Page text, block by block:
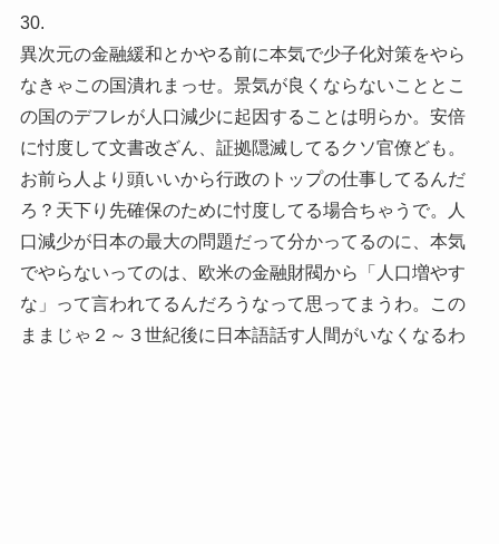
30.
異次元の金融緩和とかやる前に本気で少子化対策をやら
なきゃこの国潰れまっせ。景気が良くならないこととこ
の国のデフレが人口減少に起因することは明らか。安倍
に忖度して文書改ざん、証拠隠滅してるクソ官僚ども。
お前ら人より頭いいから行政のトップの仕事してるんだ
ろ？天下り先確保のために忖度してる場合ちゃうで。人
口減少が日本の最大の問題だって分かってるのに、本気
でやらないってのは、欧米の金融財閥から「人口増やす
な」って言われてるんだろうなって思ってまうわ。この
ままじゃ２～３世紀後に日本語話す人間がいなくなるわ